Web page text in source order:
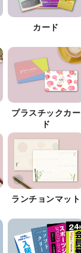
カード
プラスチックカー
ド
ランチョンマット